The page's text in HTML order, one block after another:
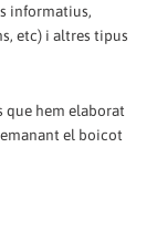
informatius,
etc) i altres tipus
que hem elaborat
el boicot